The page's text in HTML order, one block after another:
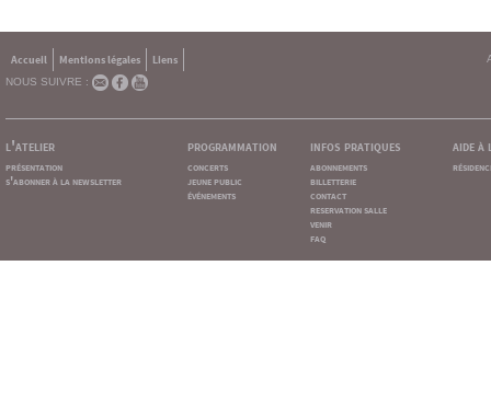
Accueil Mentions légales
Liens
NOUS SUIVRE :
l'atelier
présentation
s'abonner à la newsletter
programmation
concerts
jeune public
événements
infos pratiques
abonnements
billetterie
contact
reservation salle
venir
faq
aide